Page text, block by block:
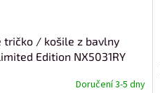
tričko / košile z bavlny
Edition NX5031RY
Doručení 3-5 dny